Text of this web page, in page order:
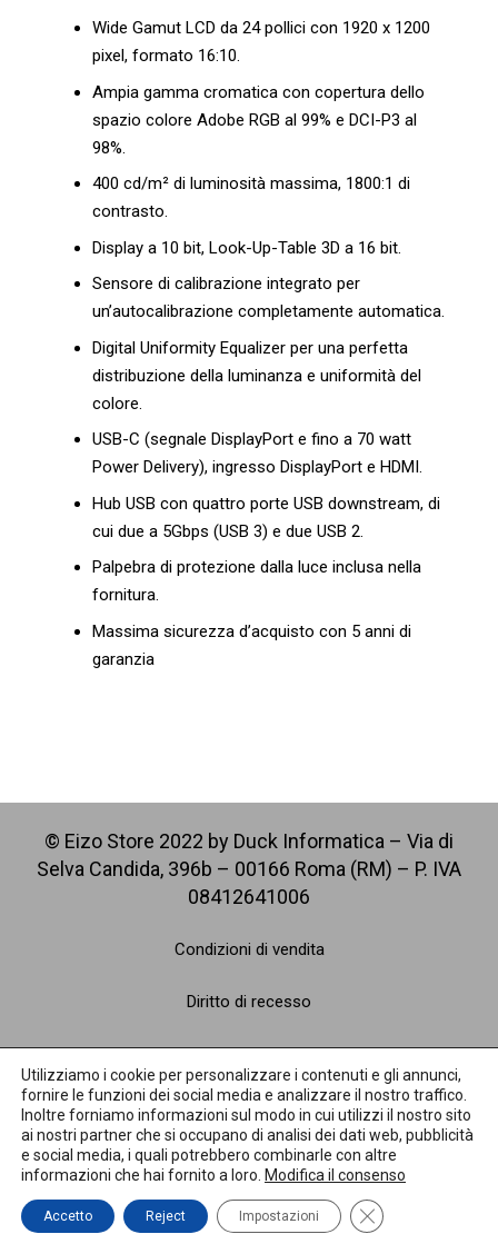
Wide Gamut LCD da 24 pollici con 1920 x 1200
pixel, formato 16:10.
Ampia gamma cromatica con copertura dello
spazio colore Adobe RGB al 99% e DCI-P3 al
98%.
400 cd/m² di luminosità massima, 1800:1 di
contrasto.
Display a 10 bit, Look-Up-Table 3D a 16 bit.
Sensore di calibrazione integrato per
un’autocalibrazione completamente automatica.
Digital Uniformity Equalizer per una perfetta
distribuzione della luminanza e uniformità del
colore.
USB-C (segnale DisplayPort e fino a 70 watt
Power Delivery), ingresso DisplayPort e HDMI.
Hub USB con quattro porte USB downstream, di
cui due a 5Gbps (USB 3) e due USB 2.
Palpebra di protezione dalla luce inclusa nella
fornitura.
Massima sicurezza d’acquisto con 5 anni di
garanzia
© Eizo Store 2022 by Duck Informatica – Via di
Selva Candida, 396b – 00166 Roma (RM) – P. IVA
08412641006
Condizioni di vendita
Diritto di recesso
Spedizioni
Pagamenti
Privacy Policy
Cookie Policy
Utilizziamo i cookie per personalizzare i contenuti e gli annunci,
fornire le funzioni dei social media e analizzare il nostro traffico.
Inoltre forniamo informazioni sul modo in cui utilizzi il nostro sito
ai nostri partner che si occupano di analisi dei dati web, pubblicità
e social media, i quali potrebbero combinarle con altre
informazioni che hai fornito a loro. Modifica il consenso
Accetto Reject Impostazioni Close GDPR